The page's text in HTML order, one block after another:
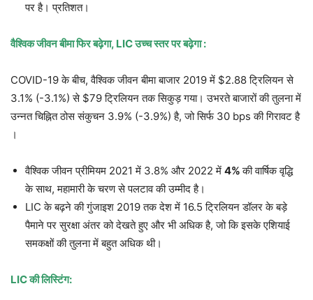
पर है। प्रतिशत।
वैश्विक जीवन बीमा फिर बढ़ेगा, LIC उच्च स्तर पर बढ़ेगा :
COVID-19 के बीच, वैश्विक जीवन बीमा बाजार 2019 में $2.88 ट्रिलियन से
3.1% (-3.1%) से $79 ट्रिलियन तक सिकुड़ गया। उभरते बाजारों की तुलना में
उन्नत चिह्नित ठोस संकुचन 3.9% (-3.9%) है, जो सिर्फ 30 bps की गिरावट है
।
वैश्विक जीवन प्रीमियम 2021 में 3.8% और 2022 में 4%की वार्षिक वृद्धि
के साथ, महामारी के चरण से पलटाव की उम्मीद है।
LIC के बढ़ने की गुंजाइश 2019 तक देश में 16.5 ट्रिलियन डॉलर के बड़े
पैमाने पर सुरक्षा अंतर को देखते हुए और भी अधिक है, जो कि इसके एशियाई
समकक्षों की तुलना में बहुत अधिक थी।
LIC की लिस्टिंग: